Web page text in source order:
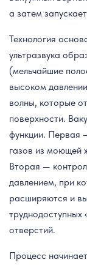
а затем
Технология
ультразвука
(мельчайшие
высоком
волны, которые
поверхности.
функции. Первая
газов из моющей
Вторая —
давлением, при
расширяются и
труднодоступных
отверстий.
Процесс